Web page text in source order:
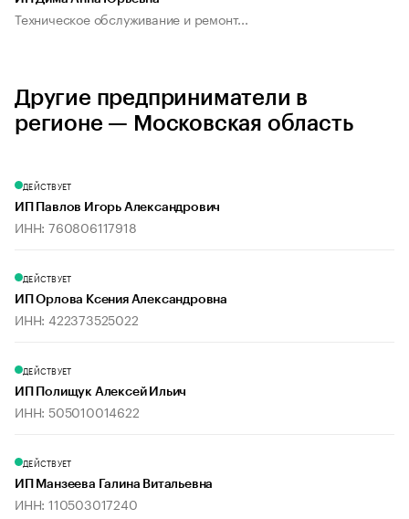
Техническое обслуживание и ремонт...
Другие предприниматели в
регионе — Московская область
ДЕЙСТВУЕТ
ИП Павлов Игорь Александрович
ИНН: 760806117918
ДЕЙСТВУЕТ
ИП Орлова Ксения Александровна
ИНН: 422373525022
ДЕЙСТВУЕТ
ИП Полищук Алексей Ильич
ИНН: 505010014622
ДЕЙСТВУЕТ
ИП Манзеева Галина Витальевна
ИНН: 110503017240